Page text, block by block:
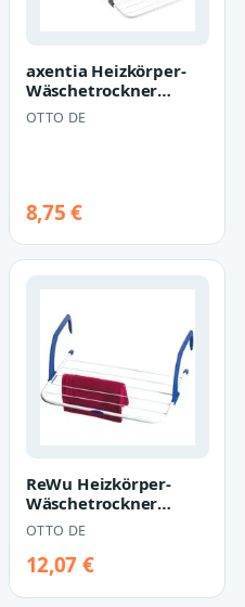
axentia Heizkörper-
Wäschetrockner
Heizkörper-
Wäschetrockner 3 m
OTTO DE
8,75 €
ReWu Heizkörper-
Wäschetrockner
Testrut Axentia
Heizkörper-
Wäschetrockn…
OTTO DE
12,07 €